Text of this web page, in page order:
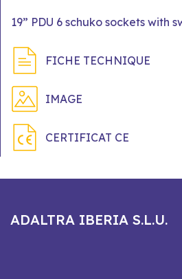
19” PDU 6 schuko sockets with
FICHE TECHNIQUE
IMAGE
CERTIFICAT CE
ADALTRA IBERIA S.L.U.